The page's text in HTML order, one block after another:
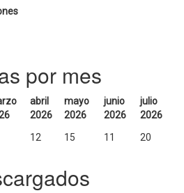
por mes
abril
2026
mayo
2026
junio
2026
julio
2026
12 15 11 20